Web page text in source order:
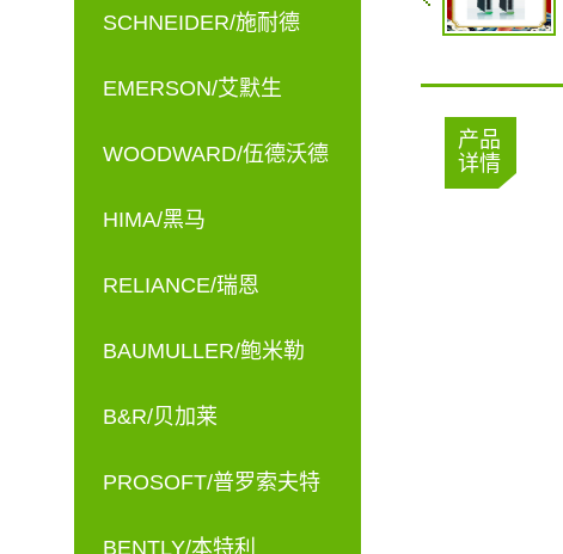
SCHNEIDER/施耐德
EMERSON/艾默生
WOODWARD/伍德沃德
HIMA/黑马
RELIANCE/瑞恩
BAUMULLER/鲍米勒
B&R/贝加莱
PROSOFT/普罗索夫特
BENTLY/本特利
产品
详情